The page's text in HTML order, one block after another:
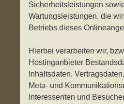
Sicherheitsleistungen
Wartungsleistungen, die
Betriebs dieses
Hierbei verarbeiten wir,
Hostinganbieter
Inhaltsdaten,
Meta- und
Interessenten und